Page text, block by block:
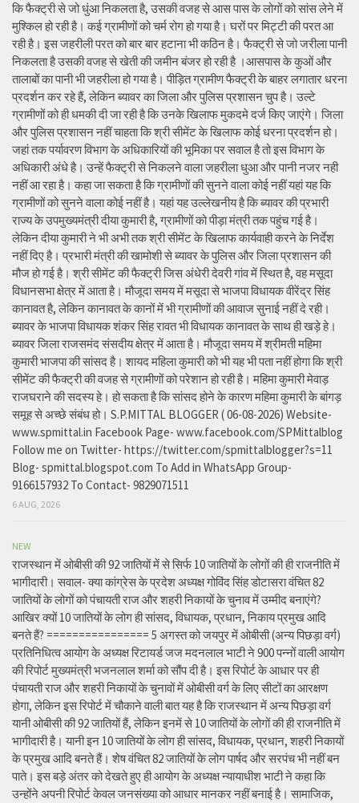
कि फैक्ट्री से जो धुंआ निकलता है, उसकी वजह से आस पास के लोगों को सांस लेने में
मुश्किल हो रही है। कई ग्रामीणों को चर्म रोग हो गया है। घरों पर मिट्टी की परत आ
रही है। इस जहरीली परत को बार बार हटाना भी कठिन है। फैक्ट्री से जो जरीला पानी
निकलता है उसकी वजह से खेती की जमीन बंजर हो रही है ।आसपास के कुओं और
तालाबों का पानी भी जहरीला हो गया है। पीड़ित ग्रामीण फैक्ट्री के बाहर लगातार धरना
प्रदर्शन कर रहे हैं, लेकिन ब्यावर का जिला और पुलिस प्रशासन चुप है। उल्टे
ग्रामीणों को ही धमकी दी जा रही है कि उनके खिलाफ मुकदमे दर्ज किए जाएंगे। जिला
और पुलिस प्रशासन नहीं चाहता कि श्री सीमेंट के खिलाफ कोई धरना प्रदर्शन हो।
जहां तक पर्यावरण विभाग के अधिकारियों की भूमिका पर सवाल है तो इस विभाग के
अधिकारी अंधे है। उन्हें फैक्ट्री से निकलने वाला जहरीला धुआ और पानी नजर नही
नहीं आ रहा है। कहा जा सकता है कि ग्रामीणों की सुनने वाला कोई नहीं यहां यह कि
ग्रामीणों को सुनने वाला कोई नहीं है। यहां यह उल्लेखनीय है कि ब्यावर की प्रभारी
राज्य के उपमुख्यमंत्री दीया कुमारी है, ग्रामीणों को पीड़ा मंत्री तक पहुंच गई है।
लेकिन दीया कुमारी ने भी अभी तक श्री सीमेंट के खिलाफ कार्यवाही करने के निर्देश
नहीं दिए है। प्रभारी मंत्री की खामोशी से ब्यावर के पुलिस और जिला प्रशासन की
मौज हो गई है। श्री सीमेंट की फैक्ट्री जिस अंधेरी देवरी गांव में स्थित है, वह मसूदा
विधानसभा क्षेत्र में आता है। मौजूदा समय में मसूदा से भाजपा विधायक वीरेंद्र सिंह
कानावत है, लेकिन कानावत के कानों में भी ग्रामीणों की आवाज सुनाई नहीं दे रही।
ब्यावर के भाजपा विधायक शंकर सिंह रावत भी विधायक कानावत के साथ ही खड़े हे।
ब्यावर जिला राजसमंद संसदीय क्षेत्र में आता है। मौजूदा समय में श्रीमती महिमा
कुमारी भाजपा की सांसद है। शायद महिला कुमारी को भी यह भी पता नहीं होगा कि श्री
सीमेंट की फैक्ट्री की वजह से ग्रामीणों को परेशान हो रही है। महिमा कुमारी मेवाड़
राजघराने की सदस्य हे। हो सकता है कि सांसद होने के कारण महिमा कुमारी के बांगड़
समूह से अच्छे संबंध हो। S.P.MITTAL BLOGGER ( 06-08-2026) Website-
www.spmittal.in Facebook Page- www.facebook.com/SPMittalblog
Follow me on Twitter- https://twitter.com/spmittalblogger?s=11
Blog- spmittal.blogspot.com To Add in WhatsApp Group-
9166157932 To Contact- 9829071511
6 AUG, 2026
NEW
राजस्थान में ओबीसी की 92 जातियों में से सिर्फ 10 जातियों के लोगों की ही राजनीति में
भागीदारी। सवाल- क्या कांग्रेस के प्रदेश अध्यक्ष गोविंद सिंह डोटासरा वंचित 82
जातियों के लोगों को पंचायती राज और शहरी निकायों के चुनाव में उम्मीद बनाएंगे?
आखिर क्यों 10 जातियों के लोग ही सांसद, विधायक, प्रधान, निकाय प्रमुख आदि
बनते हैं? ================ 5 अगस्त को जयपुर में ओबीसी (अन्य पिछड़ा वर्ग)
प्रतिनिधित्व आयोग के अध्यक्ष रिटायर्ड जज मदनलाल भाटी ने 900 पन्नों वाली आयोग
की रिपोर्ट मुख्यमंत्री भजनलाल शर्मा को सौंप दी है। इस रिपोर्ट के आधार पर ही
पंचायती राज और शहरी निकायों के चुनावों में ओबीसी वर्ग के लिए सीटों का आरक्षण
होगा, लेकिन इस रिपोर्ट में चौकाने वाली बात यह है कि राजस्थान में अन्य पिछड़ा वर्ग
यानी ओबीसी की 92 जातियों हैं, लेकिन इनमें से 10 जातियों के लोगों की ही राजनीति में
भागीदारी है। यानी इन 10 जातियों के लोग ही सांसद, विधायक, प्रधान, शहरी निकायों
के प्रमुख आदि बनते हैं। शेष वंचित 82 जातियों के लोग पार्षद और सरपंच भी नहीं बन
पाते। इस बड़े अंतर को देखते हुए ही आयोग के अध्यक्ष न्यायाधीश भाटी ने कहा कि
उन्होंने अपनी रिपोर्ट केवल जनसंख्या को आधार मानकर नहीं बनाई है। सामाजिक,